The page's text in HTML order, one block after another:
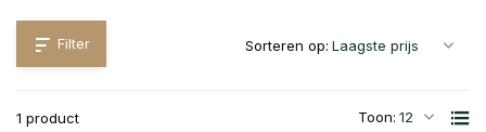
Filter
1 product Toon:
Sorteren op: